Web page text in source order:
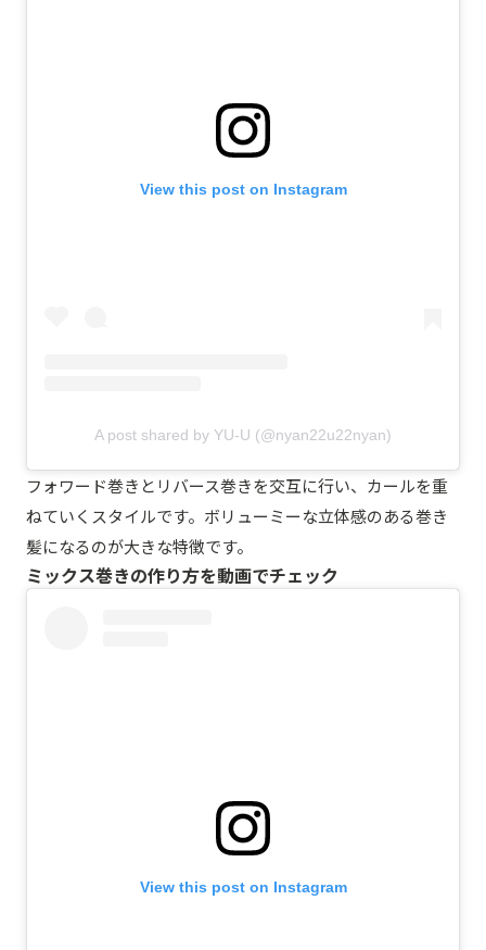
View this post on Instagram
A post shared by YU-U (@nyan22u22nyan)
フォワード巻きとリバース巻きを交互に行い、カールを重
ねていくスタイルです。ボリューミーな立体感のある巻き
髪になるのが大きな特徴です。
ミックス巻きの作り方を動画でチェック
View this post on Instagram